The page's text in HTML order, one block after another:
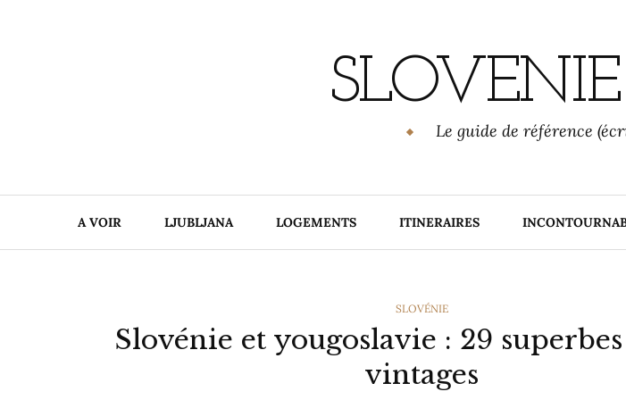
SLOVENIE
Le guide de référence
A VOIR LJUBLJANA LOGEMENTS ITINERAIRES
CATEGORIES
SLOVÉNIE
Slovénie et yougoslavie : 29
vintages